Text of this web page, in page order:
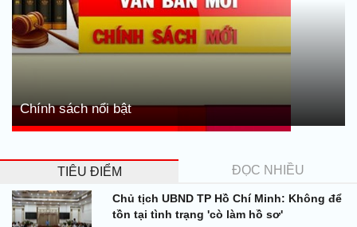
Chính sách nổi bật
TIÊU ĐIỂM ĐỌC NHIỀU
Chủ tịch UBND TP Hồ Chí Minh: Không để
tồn tại tình trạng 'cò làm hồ sơ'